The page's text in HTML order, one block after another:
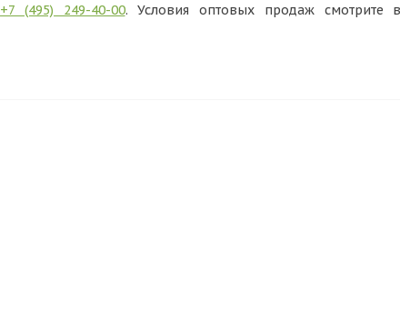
+7 (495) 249-40-00. Условия оптовых продаж смотрите